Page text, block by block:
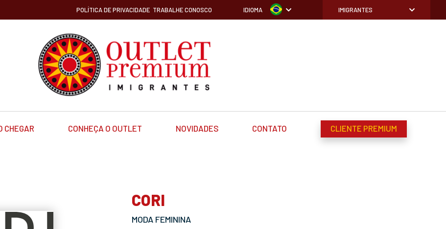
POLÍTICA DE PRIVACIDADE TRABALHE CONOSCO IDIOMA IMIGRANTES
CHEGAR CONHEÇA O OUTLET NOVIDADES CONTATO CLIENTE PREMIUM
CORI
MODA FEMININA